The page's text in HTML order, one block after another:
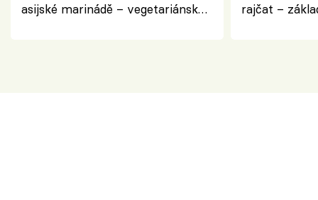
asijské marinádě – vegetariánská
rajčat –